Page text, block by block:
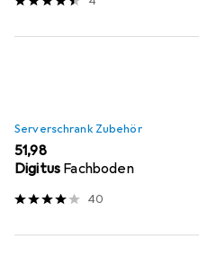
Serverschrank Zubehör
EUR
51,98
Digitus Fachboden
40